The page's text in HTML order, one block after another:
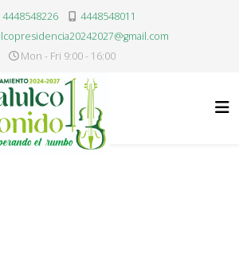
4448548226
4448548011
Mon - Fri 9:00 - 16:00